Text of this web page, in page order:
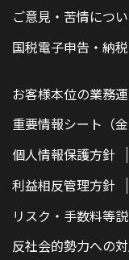
ご意見・苦情につ
国税電子申告・納
お客様本位の業務
重要情報シート（金
個人情報保護方針
利益相反管理方針
リスク・手数料等
反社会的勢力への